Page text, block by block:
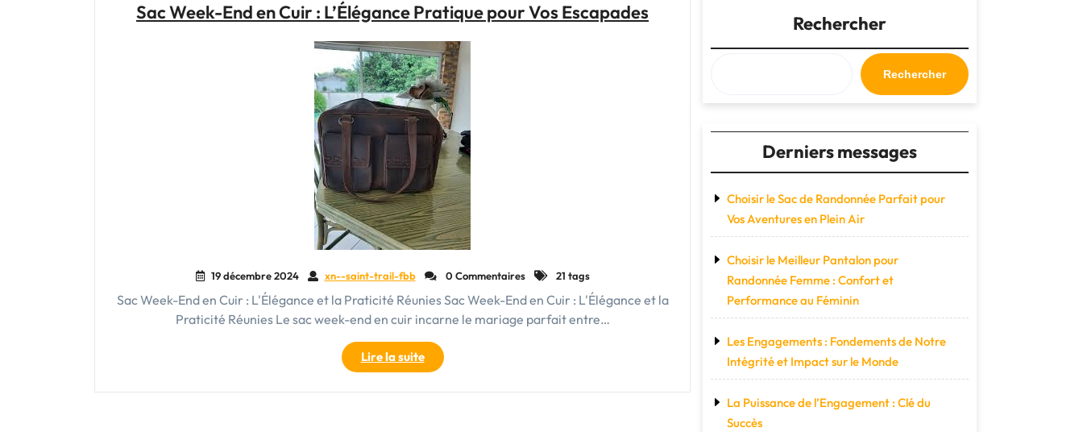
Sac Week-End en Cuir : L’Élégance Pratique pour Vos Escapades
19 décembre 2024 xn--saint-trail-fbb 0 Commentaires 21 tags
Sac Week-End en Cuir : L'Élégance et la Praticité Réunies Sac Week-End en Cuir : L'Élégance et la
Praticité Réunies Le sac week-end en cuir incarne le mariage parfait entre…
Lire la suite"Sac
Week-
End
Rechercher
Rechercher
Derniers messages
Choisir le Sac de Randonnée Parfait pour
Vos Aventures en Plein Air
Choisir le Meilleur Pantalon pour
Randonnée Femme : Confort et
Performance au Féminin
Les Engagements : Fondements de Notre
Intégrité et Impact sur le Monde
La Puissance de l’Engagement : Clé du
Succès